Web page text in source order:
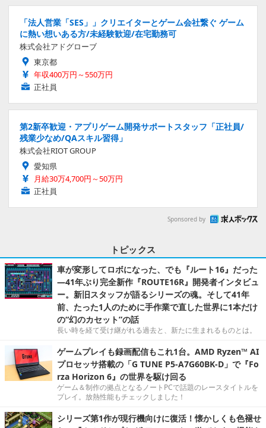
「法人営業「SES」」クリエイターとゲーム会社繋ぐ ゲーム
に熱い想いある方/未経験歓迎/在宅勤務可
株式会社アドグローブ
東京都
年収400万円～550万円
正社員
第2新卒歓迎・アプリゲーム開発サポートスタッフ「正社員/
残業少なめ/QAスキル習得」
株式会社RIOT GROUP
愛知県
月給30万4,700円～50万円
正社員
Sponsored by
トピックス
車が変形してロボになった、でも『ルート16』だった
―41年ぶり完全新作『ROUTE16R』開発者インタビュ
ー。新旧スタッフが語るシリーズの魂。そして41年
前、たった1人のために手作業で直した世界に1本だけ
の“幻のカセット”の話
長い時を経て受け継がれる過去と、新たに生まれるものとは。
ゲームプレイも録画配信もこれ1台。AMD Ryzen™ AI
プロセッサ搭載の「G TUNE P5-A7G60BK-D」で『Fo
rza Horizon 6』の世界を駆け回る
ゲーム＆制作の拠点となるノートPCで話題のレースタイトルを
プレイ。放熱性能もチェックしました！
シリーズ第1作が現行機向けに復活！懐かしくも色褪せ